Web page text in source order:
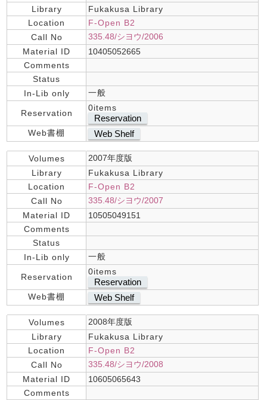
Library
Fukakusa Library
Location
F-Open B2
Call No
335.48/シヨウ/2006
Material ID
10405052665
Comments
Status
In-Lib only
一般
Reservation
0items
Reservation
Web書棚 Web Shelf
Volumes
2007年度版
Library
Fukakusa Library
Location
F-Open B2
Call No
335.48/シヨウ/2007
Material ID
10505049151
Comments
Status
In-Lib only
一般
Reservation
0items
Reservation
Web書棚 Web Shelf
Volumes
2008年度版
Library
Fukakusa Library
Location
F-Open B2
Call No
335.48/シヨウ/2008
Material ID
10605065643
Comments